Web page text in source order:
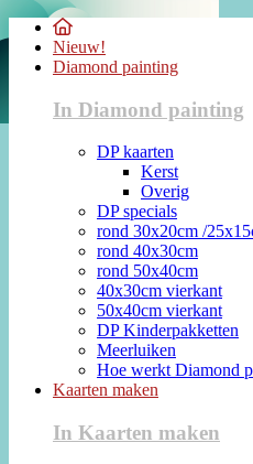
Nieuw!
Diamond painting
In Diamond painting
DP kaarten
Kerst
Overig
DP specials
rond 30x20cm /
rond 40x30cm
rond 50x40cm
40x30cm vierkant
50x40cm vierkant
DP Kinderpakketten
Meerluiken
Hoe werkt Diamond
Kaarten maken
In Kaarten maken